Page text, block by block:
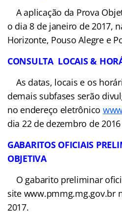
A
com 40 questões com valor
imagem abaixo:
A
Objetiva está prevista para